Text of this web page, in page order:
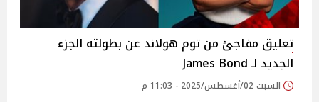
تعليق مفاجئ من توم هولاند عن بطولته الجزء
الجديد لـ James Bond
السبت 02/أغسطس/2025 - 11:03 م